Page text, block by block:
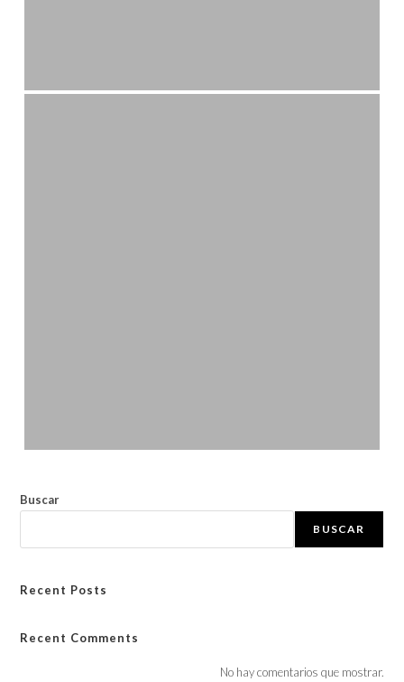
Buscar
BUSCAR
Recent Posts
Recent Comments
No hay comentarios que mostrar.